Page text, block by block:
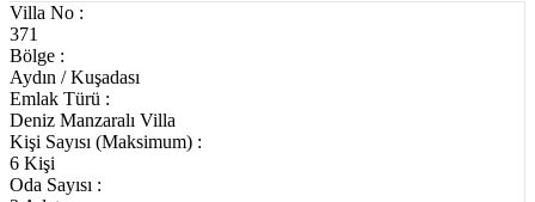
Villa No :
371
Bölge :
Aydın / Kuşadası
Emlak Türü :
Deniz Manzaralı Villa
Kişi Sayısı (Maksimum) :
6 Kişi
Oda Sayısı :